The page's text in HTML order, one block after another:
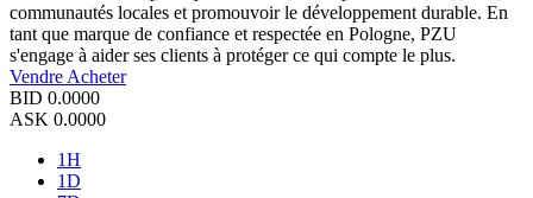
communautés locales et promouvoir le développement durable. En
tant que marque de confiance et respectée en Pologne, PZU
s'engage à aider ses clients à protéger ce qui compte le plus.
Vendre Acheter
BID 0.0000
ASK 0.0000
1H
1D